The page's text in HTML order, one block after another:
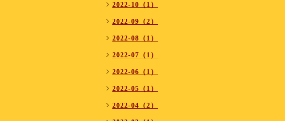
2022-10（1）
2022-09（2）
2022-08（1）
2022-07（1）
2022-06（1）
2022-05（1）
2022-04（2）